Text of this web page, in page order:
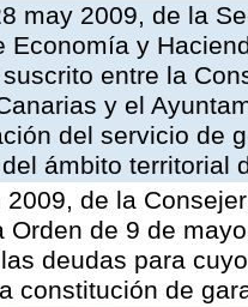
may 2009, de la
Economía y
entre la
y el
del servicio de
ámbito territorial
2009, de la
Orden de 9 de
deudas para
constitución de